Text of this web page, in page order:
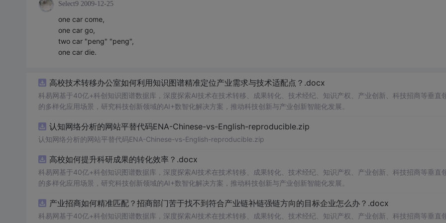
Select9 2009-12-25
one car come,
one car go,
two car "peng" "peng",
one car die.
高校技术转移办公室如何利用知识图谱精准定位产业需求与技术适配点？.docx
科易网基于40亿+科创知识图谱数据库，深度探索AI技术在技术转移、成果转化、技术经纪、知识产权、产业创新、科技招商等垂直
的多样化应用场景，研究科技创新领域的AI+数智化解决方案，推动科技创新与产业创新智能化发展。
认知网络分析的网站平替代码ENA-Chinese-vs-English-reproducible.zip
认知网络分析的网站平替代码ENA-Chinese-vs-English-reproducible.zip
高校如何提升科研成果的转化效率？.docx
科易网基于40亿+科创知识图谱数据库，深度探索AI技术在技术转移、成果转化、技术经纪、知识产权、产业创新、科技招商等垂直
的多样化应用场景，研究科技创新领域的AI+数智化解决方案，推动科技创新与产业创新智能化发展。
产业招商如何精准匹配？招商部门苦于找不到符合产业链补链强链方向的目标企业怎么办？.docx
科易网基于40亿+科创知识图谱数据库，深度探索AI技术在技术转移、成果转化、技术经纪、知识产权、产业创新、科技招商等垂直